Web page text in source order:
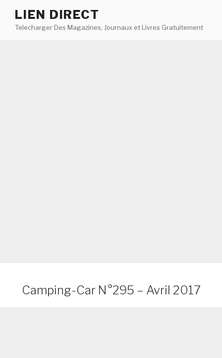
contenu
LIEN DIRECT
Telecharger Des Magazines, Journaux et Livres Gratuitement
Camping-Car N°295 – Avril 2017